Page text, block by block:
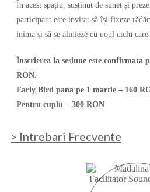
În acest spațiu, susținut de sunet și
participant este invitat să își fixeze
inima și să se alinieze cu noul ciclu
Înscrierea la sesiune este
RON.
Early Bird pana pe 1 martie – 160
Pentru cuplu – 300 RON
> Intrebari Frecvente